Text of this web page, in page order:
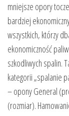
mniejsze opory
bardziej
wszystkich, którzy
ekonomiczność
szkodliwych spalin.
kategorii „spalanie
– opony General
(rozmiar).